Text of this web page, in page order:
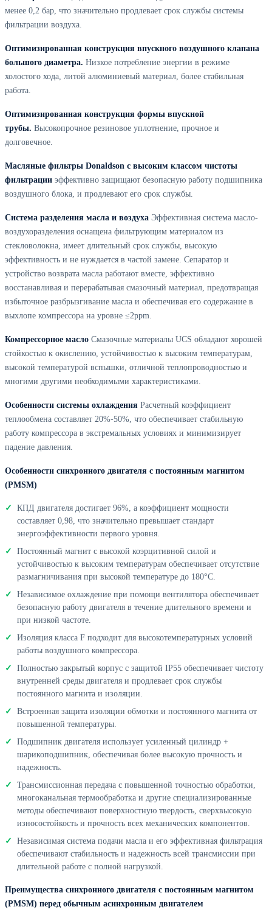
менее 0,2 бар, что значительно продлевает срок службы системы
фильтрации воздуха.
Оптимизированная конструкция впускного воздушного клапана
большого диаметра. Низкое потребление энергии в режиме
холостого хода, литой алюминиевый материал, более стабильная
работа.
Оптимизированная конструкция формы впускной
трубы. Высокопрочное резиновое уплотнение, прочное и
долговечное.
Масляные фильтры Donaldson с высоким классом чистоты
фильтрации эффективно защищают безопасную работу подшипника
воздушного блока, и продлевают его срок службы.
Система разделения масла и воздуха Эффективная система масло-
воздухоразделения оснащена фильтрующим материалом из
стекловолокна, имеет длительный срок службы, высокую
эффективность и не нуждается в частой замене. Сепаратор и
устройство возврата масла работают вместе, эффективно
восстанавливая и перерабатывая смазочный материал, предотвращая
избыточное разбрызгивание масла и обеспечивая его содержание в
выхлопе компрессора на уровне ≤2ppm.
Компрессорное масло Смазочные материалы UCS обладают хорошей
стойкостью к окислению, устойчивостью к высоким температурам,
высокой температурой вспышки, отличной теплопроводностью и
многими другими необходимыми характеристиками.
Особенности системы охлаждения Расчетный коэффициент
теплообмена составляет 20%-50%, что обеспечивает стабильную
работу компрессора в экстремальных условиях и минимизирует
падение давления.
Особенности синхронного двигателя с постоянным магнитом
(PMSM)
КПД двигателя достигает 96%, а коэффициент мощности
составляет 0,98, что значительно превышает стандарт
энергоэффективности первого уровня.
Постоянный магнит с высокой коэрцитивной силой и
устойчивостью к высоким температурам обеспечивает отсутствие
размагничивания при высокой температуре до 180°C.
Независимое охлаждение при помощи вентилятора обеспечивает
безопасную работу двигателя в течение длительного времени и
при низкой частоте.
Изоляция класса F подходит для высокотемпературных условий
работы воздушного компрессора.
Полностью закрытый корпус с защитой IP55 обеспечивает чистоту
внутренней среды двигателя и продлевает срок службы
постоянного магнита и изоляции.
Встроенная защита изоляции обмотки и постоянного магнита от
повышенной температуры.
Подшипник двигателя использует усиленный цилиндр +
шарикоподшипник, обеспечивая более высокую прочность и
надежность.
Трансмиссионная передача с повышенной точностью обработки,
многоканальная термообработка и другие специализированные
методы обеспечивают поверхностную твердость, сверхвысокую
износостойкость и прочность всех механических компонентов.
Независимая система подачи масла и его эффективная фильтрация
обеспечивают стабильность и надежность всей трансмиссии при
длительной работе с полной нагрузкой.
Преимущества синхронного двигателя с постоянным магнитом
(PMSM) перед обычным асинхронным двигателем